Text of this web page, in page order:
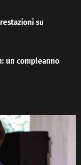
su
un compleanno